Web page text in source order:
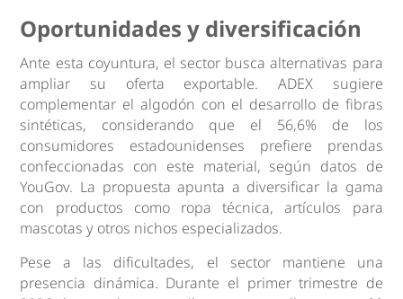
Oportunidades y diversificación
Ante esta coyuntura, el sector busca alternativas para
ampliar su oferta exportable. ADEX sugiere
complementar el algodón con el desarrollo de fibras
sintéticas, considerando que el 56,6% de los
consumidores estadounidenses prefiere prendas
confeccionadas con este material, según datos de
YouGov. La propuesta apunta a diversificar la gama
con productos como ropa técnica, artículos para
mascotas y otros nichos especializados.
Pese a las dificultades, el sector mantiene una
presencia dinámica. Durante el primer trimestre de